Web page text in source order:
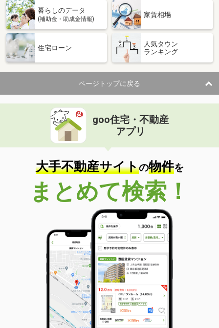
暮らしのデータ
(補助金・助成金情報)
家賃相場
住宅ローン
人気タウン
ランキング
ページトップに戻る
goo住宅・不動産
アプリ
大手不動産サイトの物件を
まとめて検索！